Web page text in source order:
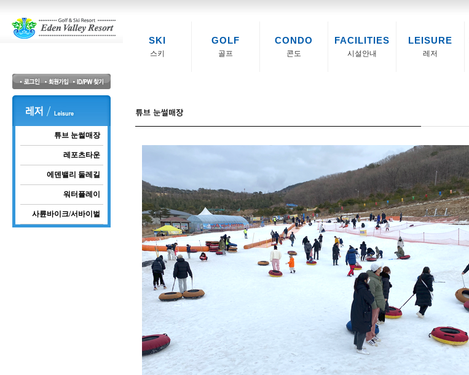
SKI
스키
GOLF
골프
CONDO
콘도
FACILITIES
시설안내
LEISURE
레저
튜브 눈썰매장
레포츠타운
에덴밸리 둘레길
워터플레이
사륜바이크/서바이벌